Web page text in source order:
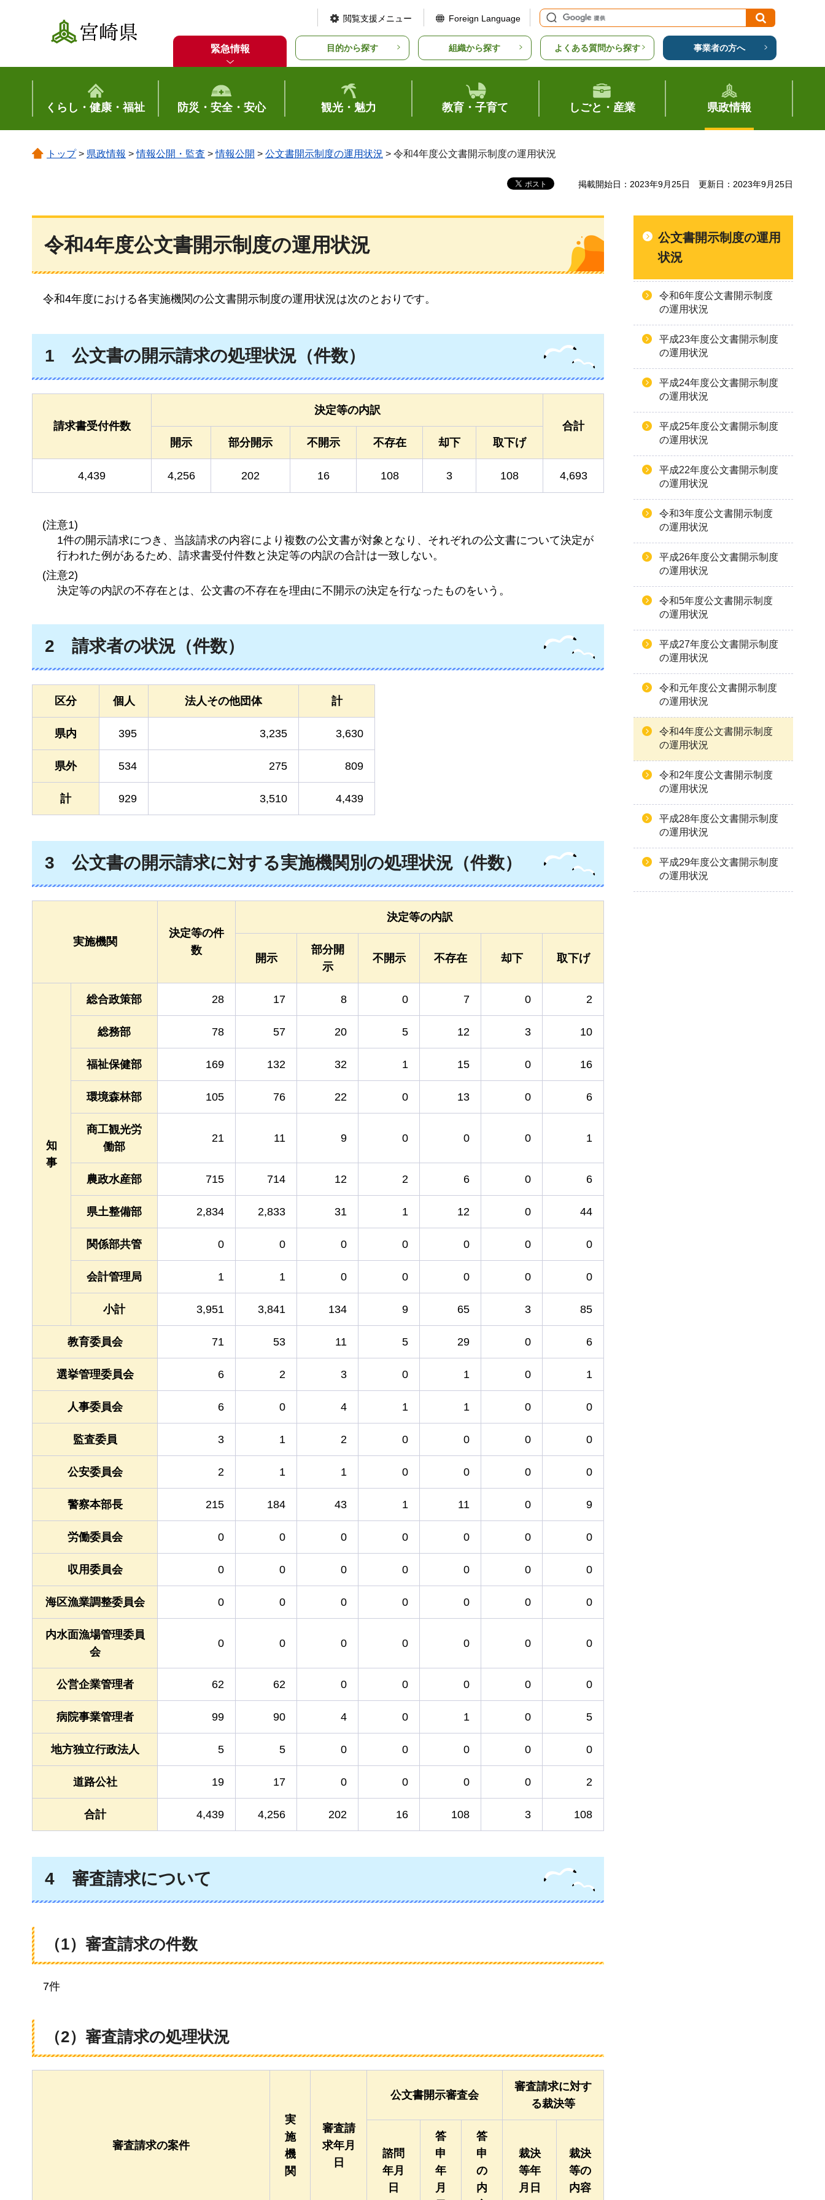
宮崎県
閲覧支援メニュー Foreign Language
緊急情報 目的から探す 組織から探す よくある質問から探す 事業者の方へ
くらし・健康・福祉 防災・安全・安心 観光・魅力 教育・子育て しごと・産業 県政情報
トップ> 県政情報 >情報公開・監査 >情報公開 > 公文書開示制度の運用状況 > 令和4年度公文書開示制度の運用状況
掲載開始日：2023年9月25日 更新日：2023年9月25日
令和4年度公文書開示制度の運用状況
令和4年度における各実施機関の公文書開示制度の運用状況は次のとおりです。
1 公文書の開示請求の処理状況（件数）
請求書受付件数
決定等の内訳
合計
開示
部分開示 不開示 不存在 却下 取下げ
4,439 4,256 202 16 108 3 108 4,693
(注意1)
1件の開示請求につき、当該請求の内容により複数の公文書が対象となり、それぞれの公文書について決定が
行われた例があるため、請求書受付件数と決定等の内訳の合計は一致しない。
(注意2)
決定等の内訳の不存在とは、公文書の不存在を理由に不開示の決定を行なったものをいう。
2 請求者の状況 （件数）
区分 個人 法人その他団体 計
県内 395 3,235 3,630
県外 534 275 809
計 929 3,510 4,439
3 公文書の開示請求に対する実施機関別の処理状況（件数）
実施機関
決定等の件
数
決定等の内訳
開示
部分開
示
不開示 不存在 却下 取下げ
知
事
総合政策部 28 17 8 0 7 0 2
総務部 78 57 20 5 12 3 10
福祉保健部 169 132 32 1 15 0 16
環境森林部 105 76 22 0 13 0 6
商工観光労
働部
21 11 9 0 0 0 1
農政水産部 715 714 12 2 6 0 6
県土整備部 2,834 2,833 31 1 12 0 44
関係部共管 0 0 0 0 0 0 0
会計管理局 1 1 0 0 0 0 0
小計 3,951 3,841 134 9 65 3 85
教育委員会 71 53 11 5 29 0 6
選挙管理委員会 6 2 3 0 1 0 1
人事委員会 6 0 4 1 1 0 0
監査委員 3 1 2 0 0 0 0
公安委員会 2 1 1 0 0 0 0
警察本部長 215 184 43 1 11 0 9
労働委員会 0 0 0 0 0 0 0
収用委員会 0 0 0 0 0 0 0
海区漁業調整委員会 0 0 0 0 0 0 0
内水面漁場管理委員
会
0 0 0 0 0 0 0
公営企業管理者 62 62 0 0 0 0 0
病院事業管理者 99 90 4 0 1 0 5
地方独立行政法人 5 5 0 0 0 0 0
道路公社 19 17 0 0 0 0 2
合計 4,439 4,256 202 16 108 3 108
4 審査請求について
（1）審査請求の件数
7件
（2）審査請求の処理状況
審査請求の案件
実
施
機
関
審査請
求年月
日
公文書開示審査会
審査請求に対す
る裁決等
諮問
年月
日
答
申
年
月
答
申
の
内
裁決
等年
月日
裁決
等の
内容
公文書開示制度の運用
状況
令和6年度公文書開示制度
の運用状況
平成23年度公文書開示制度
の運用状況
平成24年度公文書開示制度
の運用状況
平成25年度公文書開示制度
の運用状況
平成22年度公文書開示制度
の運用状況
令和3年度公文書開示制度
の運用状況
平成26年度公文書開示制度
の運用状況
令和5年度公文書開示制度
の運用状況
平成27年度公文書開示制度
の運用状況
令和元年度公文書開示制度
の運用状況
令和4年度公文書開示制度
の運用状況
令和2年度公文書開示制度
の運用状況
平成28年度公文書開示制度
の運用状況
平成29年度公文書開示制度
の運用状況